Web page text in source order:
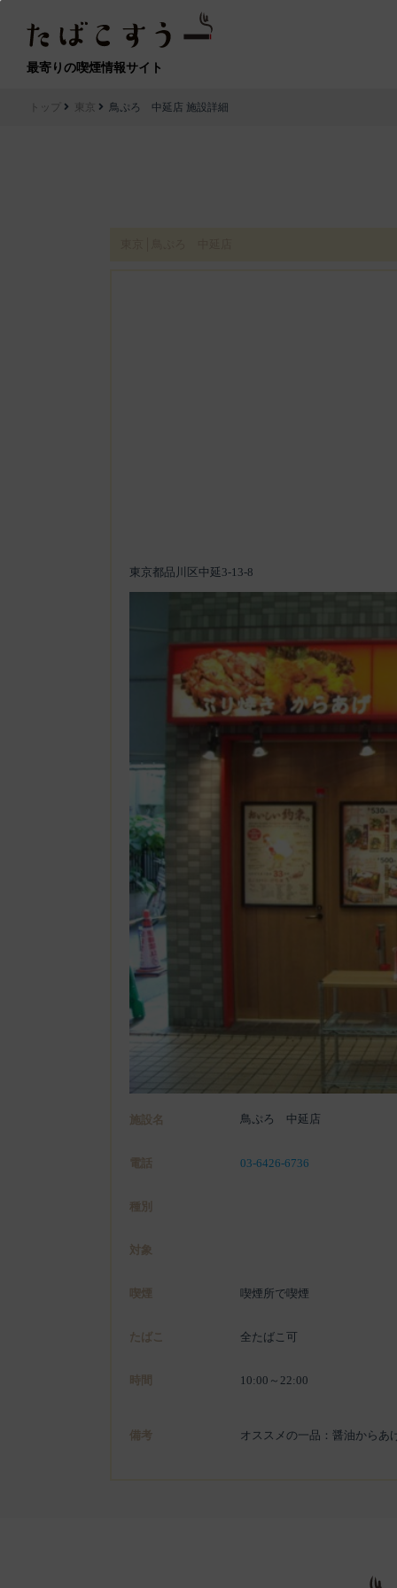
最寄りの喫煙情報サイト
トップ 東京 鳥ぷろ 中延店 施設詳細
東京都品川区中延3-13-8
施設名 鳥ぷろ 中延店
電話 03-6426-6736
種別
対象
喫煙 喫煙所で喫煙
たばこ 全たばこ可
時間 10:00～22:00
備考 オススメの一品：醤油からあ